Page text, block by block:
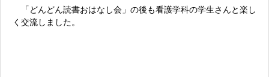
「どんどん読書おはなし会」の後も看護学科の学生さんと楽し
く交流しました。